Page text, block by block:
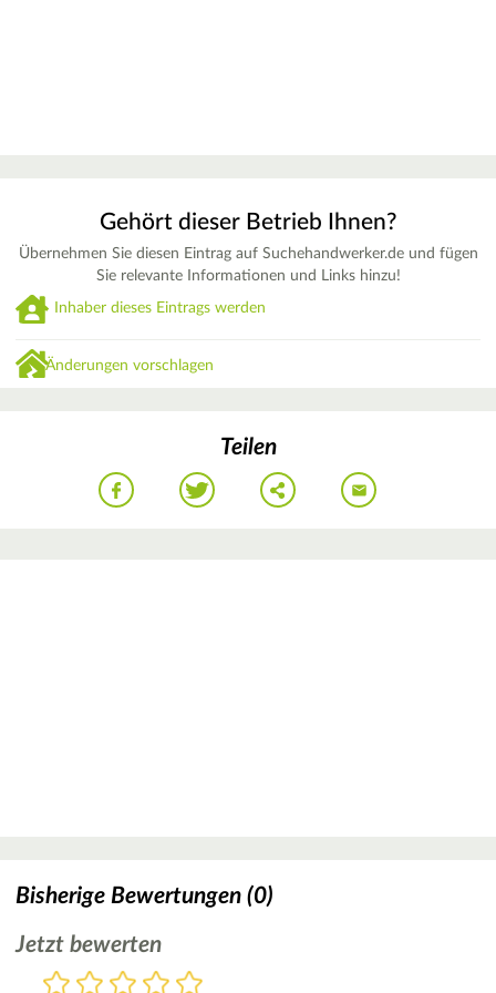
Gehört dieser Betrieb Ihnen?
Übernehmen Sie diesen Eintrag auf Suchehandwerker.de und fügen
Sie relevante Informationen und Links hinzu!
Inhaber dieses Eintrags werden
Änderungen vorschlagen
Teilen
Bisherige Bewertungen (0)
Jetzt bewerten
Bewertung
5
4
3
2
1